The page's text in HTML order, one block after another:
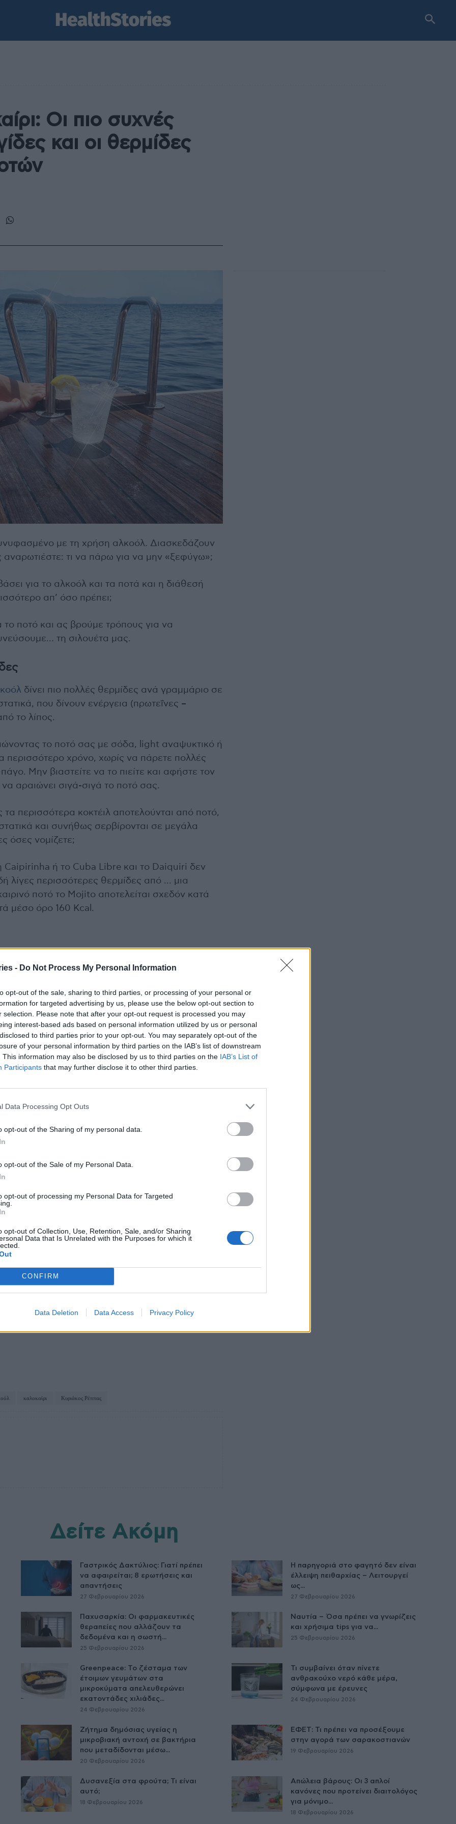
- Do Not Process My Personal Information
opt-out of the sale, sharing to third parties, or processing of your personal or
for targeted advertising by us, please use the below opt-out section to
selection. Please note that after your opt-out request is processed you may
interest-based ads based on personal information utilized by us or personal
to third parties prior to your opt-out. You may separately opt-out of the
of your personal information by third parties on the IAB’s list of downstream
This information may also be disclosed by us to third parties on the IAB’s List of
Participants that may further disclose it to other third parties.
Data Processing Opt Outs
opt-out of the Sharing of my personal data.
opt-out of the Sale of my Personal Data.
opt-out of processing my Personal Data for Targeted
opt-out of Collection, Use, Retention, Sale, and/or Sharing
Data that Is Unrelated with the Purposes for which it
CONFIRM
Data Deletion Data Access Privacy Policy
Οι πιο συχνές
και οι θερμίδες
με τη χρήση αλκοόλ. Διασκεδάζουν
αναρωτιέστε: τι να πάρω για να μην «ξεφύγω»;
για το αλκοόλ και τα ποτά και η διάθεσή
απ’ όσο πρέπει;
ποτό και ας βρούμε τρόπους για να
τη σιλουέτα μας.
δίνει πιο πολλές θερμίδες ανά γραμμάριο σε
που δίνουν ενέργεια (πρωτεΐνες –
το λίπος.
το ποτό σας με σόδα, light αναψυκτικό ή
περισσότερο χρόνο, χωρίς να πάρετε πολλές
Μην βιαστείτε να το πιείτε και αφήστε τον
αραιώνει σιγά-σιγά το ποτό σας.
περισσότερα κοκτέιλ αποτελούνται από ποτό,
και συνήθως σερβίρονται σε μεγάλα
όσες νομίζετε;
Caipirinha ή το Cuba Libre και το Daiquiri δεν
λίγες περισσότερες θερμίδες από … μια
ποτό το Mojito αποτελείται σχεδόν κατά
μέσο όρο 160 Kcal.
κατανάλωση. Η ήπια χρήση του έχει
για την υγεία. Η ήπια κατανάλωση όμως
εαυτούς μας, γιατί μάλλον θα χάσουμε.
γιατί είναι βέβαιο πως έχουμε
μας από όσο πρέπει. Μέτρο και
παρέα και καλή μουσική εύκολα μπορούν να
σημαίνει χορός, κουβέντα, γέλιο και διάθεση,
δεν περνά καλά όταν ξεφεύγει.
αλκοόλ δεν συγχωρεί. Αν παρά ταύτα δεν το
πως η έκφραση δεν είναι τυχαία. Όντως
Γι αυτό την επόμενη μέρα, φροντίστε να
αποφύγετε τον ήλιο, τη ζέστη και την έντονη
επιπλέον.
καλοκαίρι Κυριάκος Ρέππας
Δείτε Ακόμη
Γαστρικός Δακτύλιος: Γιατί πρέπει
να αφαιρείται; 8 ερωτήσεις και
απαντήσεις
27 Φεβρουαρίου 2026
Η παρηγοριά στο φαγητό δεν είναι
έλλειψη πειθαρχίας – Λειτουργεί
ως...
27 Φεβρουαρίου 2026
Παχυσαρκία: Οι φαρμακευτικές
θεραπείες που αλλάζουν τα
δεδομένα και η σωστή...
25 Φεβρουαρίου 2026
Ναυτία – Όσα πρέπει να γνωρίζεις
και χρήσιμα tips για να...
25 Φεβρουαρίου 2026
Greenpeace: Το ζέσταμα των
έτοιμων γευμάτων στα
μικροκύματα απελευθερώνει
εκατοντάδες χιλιάδες...
24 Φεβρουαρίου 2026
Τι συμβαίνει όταν πίνετε
ανθρακούχο νερό κάθε μέρα,
σύμφωνα με έρευνες
24 Φεβρουαρίου 2026
Ζήτημα δημόσιας υγείας η
μικροβιακή αντοχή σε βακτήρια
που μεταδίδονται μέσω...
20 Φεβρουαρίου 2026
ΕΦΕΤ: Τι πρέπει να προσέξουμε
στην αγορά των σαρακοστιανών
19 Φεβρουαρίου 2026
Δυσανεξία στα φρούτα; Τι είναι
αυτό;
18 Φεβρουαρίου 2026
Απώλεια βάρους: Οι 3 απλοί
κανόνες που προτείνει διαιτολόγος
για μόνιμο...
18 Φεβρουαρίου 2026